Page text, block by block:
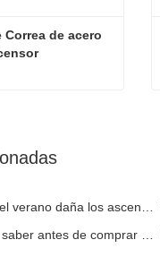
Correa de acero
3 cosas que debes saber antes de comprar un ascensor